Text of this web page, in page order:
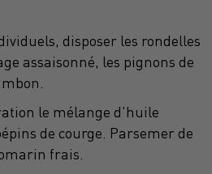
disposer les rondelles
assaisonné, les pignons de
le mélange d'huile
de courge. Parsemer de
frais.